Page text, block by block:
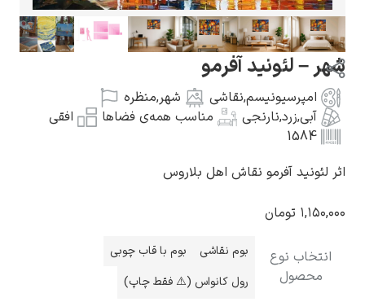
گوستاو کلیمت
– لئونید آفرمو
امپرسیونیسم,نقاشی شهر, منظره
آبی,زرد,نارنجی مناسب همه‌ی فضاها
افقی
1584
لئونید آفرمو نقاش اهل بلاروس
تومان
انتخاب نوع
محصول
بوم نقاشی
بوم با قاب چوبی
رول کانواس (⚠️ فقط چاپ)